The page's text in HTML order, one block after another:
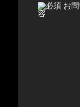
お
容